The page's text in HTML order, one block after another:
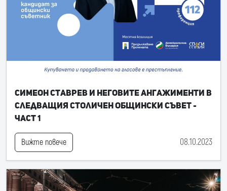
Симеон Ставрев и неговите ангажименти в
следващия Столичен общински съвет -
част 1
Вижте повече 08.10.2023